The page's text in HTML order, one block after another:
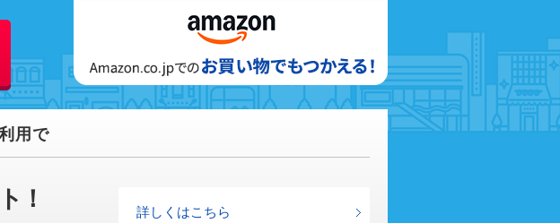
詳しくはこちら
用で
！